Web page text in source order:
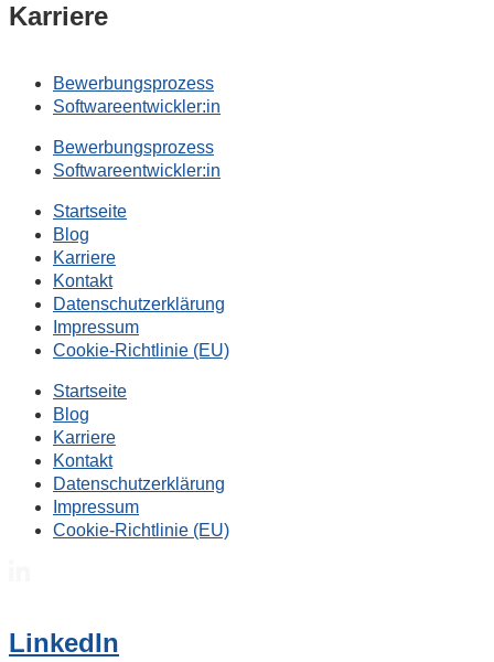
Karriere
Bewerbungsprozess
Softwareentwickler:in
Bewerbungsprozess
Softwareentwickler:in
Startseite
Blog
Karriere
Kontakt
Datenschutzerklärung
Impressum
Cookie-Richtlinie (EU)
Startseite
Blog
Karriere
Kontakt
Datenschutzerklärung
Impressum
Cookie-Richtlinie (EU)
LinkedIn